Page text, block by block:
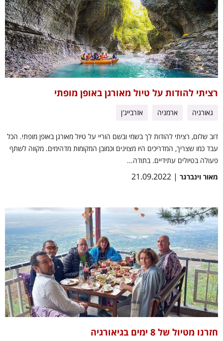
רציתי להודות על טיול מאורגן באופן מופתי
גאורגיה ארמניה אזרבייג'ן
דוב שלום, רציתי להודות לך בשמי ובשם הוריי על טיול מאורגן באופן מופתי. הכל
עבד כמו שצריך, המדריכים היו מצוינים וכמובן המקומות מדהימים. מקווה לשתף
פעולה בטיולים עתידיים. בתודה...
מאור וינברגר | 21.09.2022
חזרנו מטיול של 8 ימים בגיאורגיה